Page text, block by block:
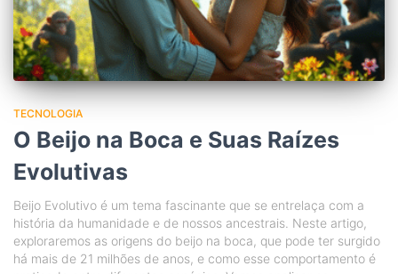
TECNOLOGIA
O Beijo na Boca e Suas Raízes
Evolutivas
Beijo Evolutivo é um tema fascinante que se entrelaça com a
história da humanidade e de nossos ancestrais. Neste artigo,
exploraremos as origens do beijo na boca, que pode ter surgido
há mais de 21 milhões de anos, e como esse comportamento é